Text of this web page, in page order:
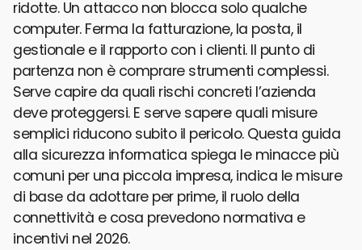
ridotte. Un attacco non blocca solo qualche
computer. Ferma la fatturazione, la posta, il
gestionale e il rapporto con i clienti. Il punto di
partenza non è comprare strumenti complessi.
Serve capire da quali rischi concreti l’azienda
deve proteggersi. E serve sapere quali misure
semplici riducono subito il pericolo. Questa guida
alla sicurezza informatica spiega le minacce più
comuni per una piccola impresa, indica le misure
di base da adottare per prime, il ruolo della
connettività e cosa prevedono normativa e
incentivi nel 2026.